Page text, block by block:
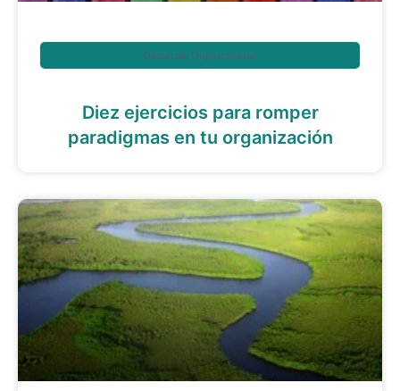
Desarrollo Organizacional
Diez ejercicios para romper
paradigmas en tu organización